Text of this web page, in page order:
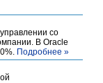
со
В Oracle
Подробнее »